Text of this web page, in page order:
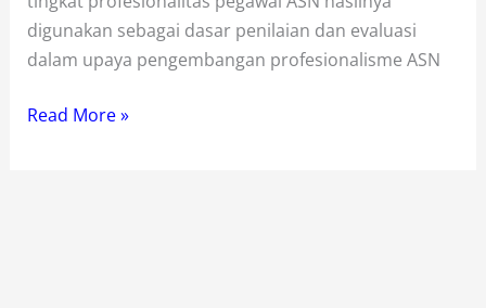
digunakan sebagai dasar penilaian dan evaluasi
dalam upaya pengembangan profesionalisme ASN
Bimtek
Read More »